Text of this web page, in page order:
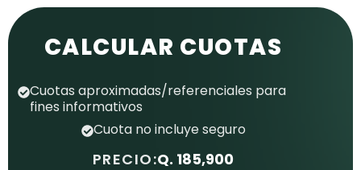
CALCULAR CUOTAS
Cuotas aproximadas/referenciales para
fines informativos
Cuota no incluye seguro
PRECIO:Q. 185,900